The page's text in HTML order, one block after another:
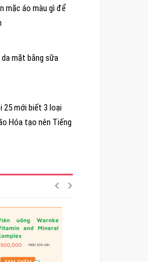
mặc áo màu gì để
mặt bằng sữa
25 mới biết 3 loại
Hóa tạo nên Tiếng